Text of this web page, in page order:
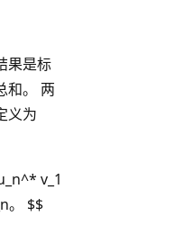
果是标
和。 两
义为
v_1
。 $$